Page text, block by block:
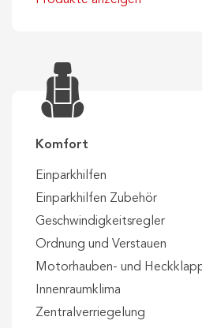
Komfort
Einparkhilfen
Einparkhilfen Zubehör
Geschwindigkeitsregler
Ordnung und Verstauen
Motorhauben- und
Innenraumklima
Zentralverriegelung